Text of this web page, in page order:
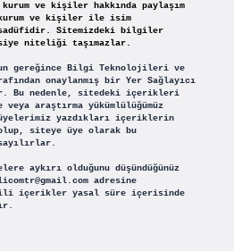
ve kişiler hakkında paylaşım
kurum ve kişiler ile isim
Sitemizdeki bilgiler
niteliği taşımazlar.
gereğince Bilgi Teknolojileri ve
onaylanmış bir Yer Sağlayıcı
Bu nedenle, sitedeki içerikleri
araştırma yükümlülüğümüz
üyelerimiz yazdıkları içeriklerin
olup, siteye üye olarak bu
aykırı olduğunu düşündüğünüz
adresine
içerikler yasal süre içerisinde